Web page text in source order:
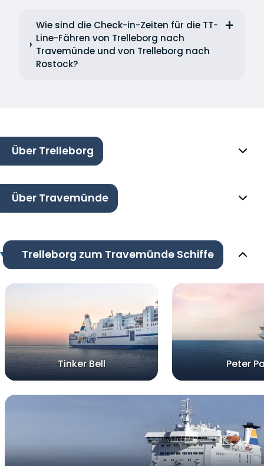
Wie sind die Check-in-Zeiten für die TT-
Line-Fähren von Trelleborg nach
Travemünde und von Trelleborg nach
Rostock?
Über Trelleborg
Über Travemünde
Trelleborg zum Travemünde Schiffe
Tinker Bell Peter